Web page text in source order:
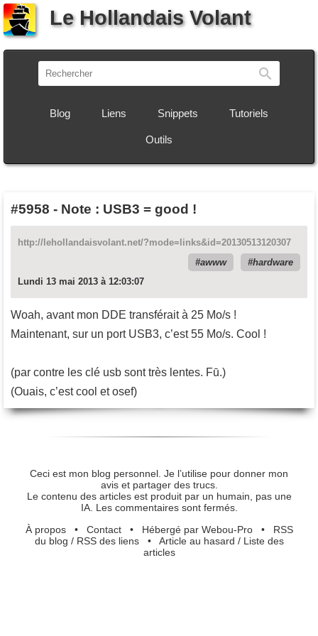
Le Hollandais Volant
Blog Liens Snippets Tutoriels
Outils
#5958 - Note : USB3 = good !
http://lehollandaisvolant.net/?mode=links&id=20130513120307
awww
hardware
Lundi 13 mai 2013 à 12:03:07
Woah, avant mon DDE transférait à 25 Mo/s !
Maintenant, sur un port USB3, c’est 55 Mo/s. Cool !
(par contre les clé usb sont très lentes. Fū.)
(Ouais, c’est cool et osef)
Ceci est mon blog personnel. Je l’utilise pour donner mon
avis et partager des trucs.
Le contenu des articles est produit par un humain, pas une
IA. Les commentaires sont fermés.
À propos• Contact• Hébergé par Webou-Pro• RSS
du blog / RSS des liens• Article au hasard / Liste des
articles